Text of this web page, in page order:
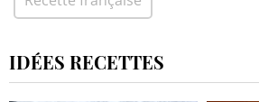
IDÉES RECETTES